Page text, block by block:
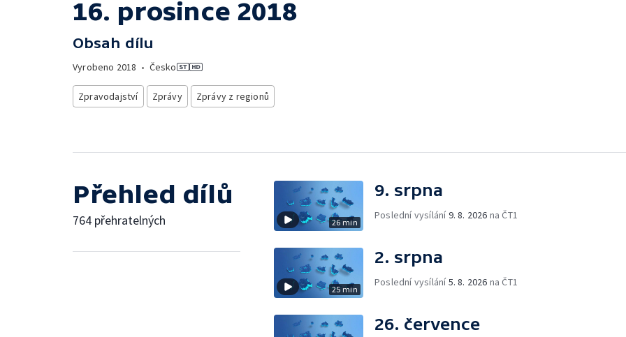
16. prosince 2018
Obsah dílu
Vyrobeno 2018 • Česko
Zpravodajství Zprávy Zprávy z regionů
Přehled dílů
764 přehratelných 26 min
9. srpna
Poslední vysílání9. 8. 2026 na ČT1
25 min
2. srpna
Poslední vysílání5. 8. 2026 na ČT1
26. července